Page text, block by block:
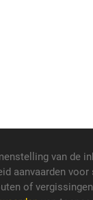
van de
aanvaarden
of